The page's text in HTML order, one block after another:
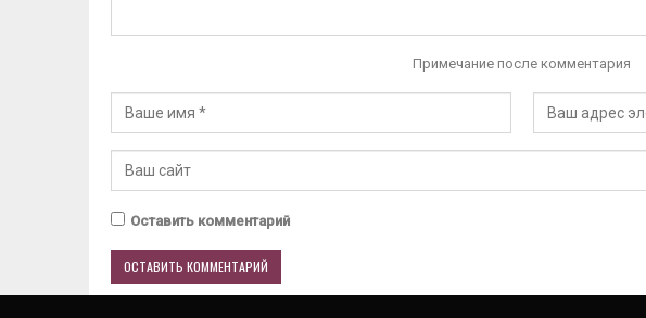
Примечание после комментария
Оставить комментарий